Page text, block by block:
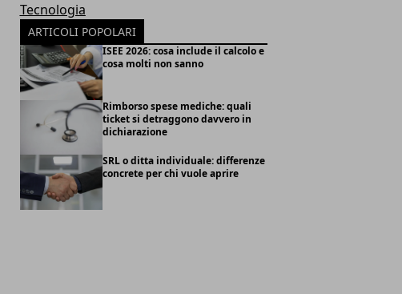
Tecnologia
ARTICOLI POPOLARI
ISEE 2026: cosa include il calcolo e
cosa molti non sanno
Rimborso spese mediche: quali
ticket si detraggono davvero in
dichiarazione
SRL o ditta individuale: differenze
concrete per chi vuole aprire